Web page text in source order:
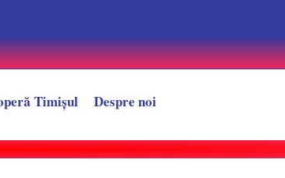
Timișul Despre noi
au fost evacuate